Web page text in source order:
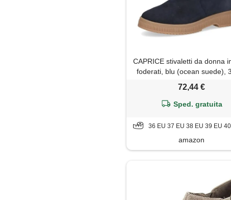
CAPRICE stivaletti da donna
foderati, blu (ocean suede),
72,44 €
Sped. gratuita
36 EU 37 EU 38 EU 39 EU 40 EU
amazon